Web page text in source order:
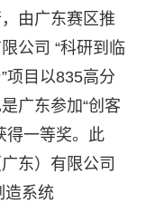
由广东赛区推
公司 “科研到临
项目以835高分
广东参加“创客
得一等奖。此
东）有限公司
造系统